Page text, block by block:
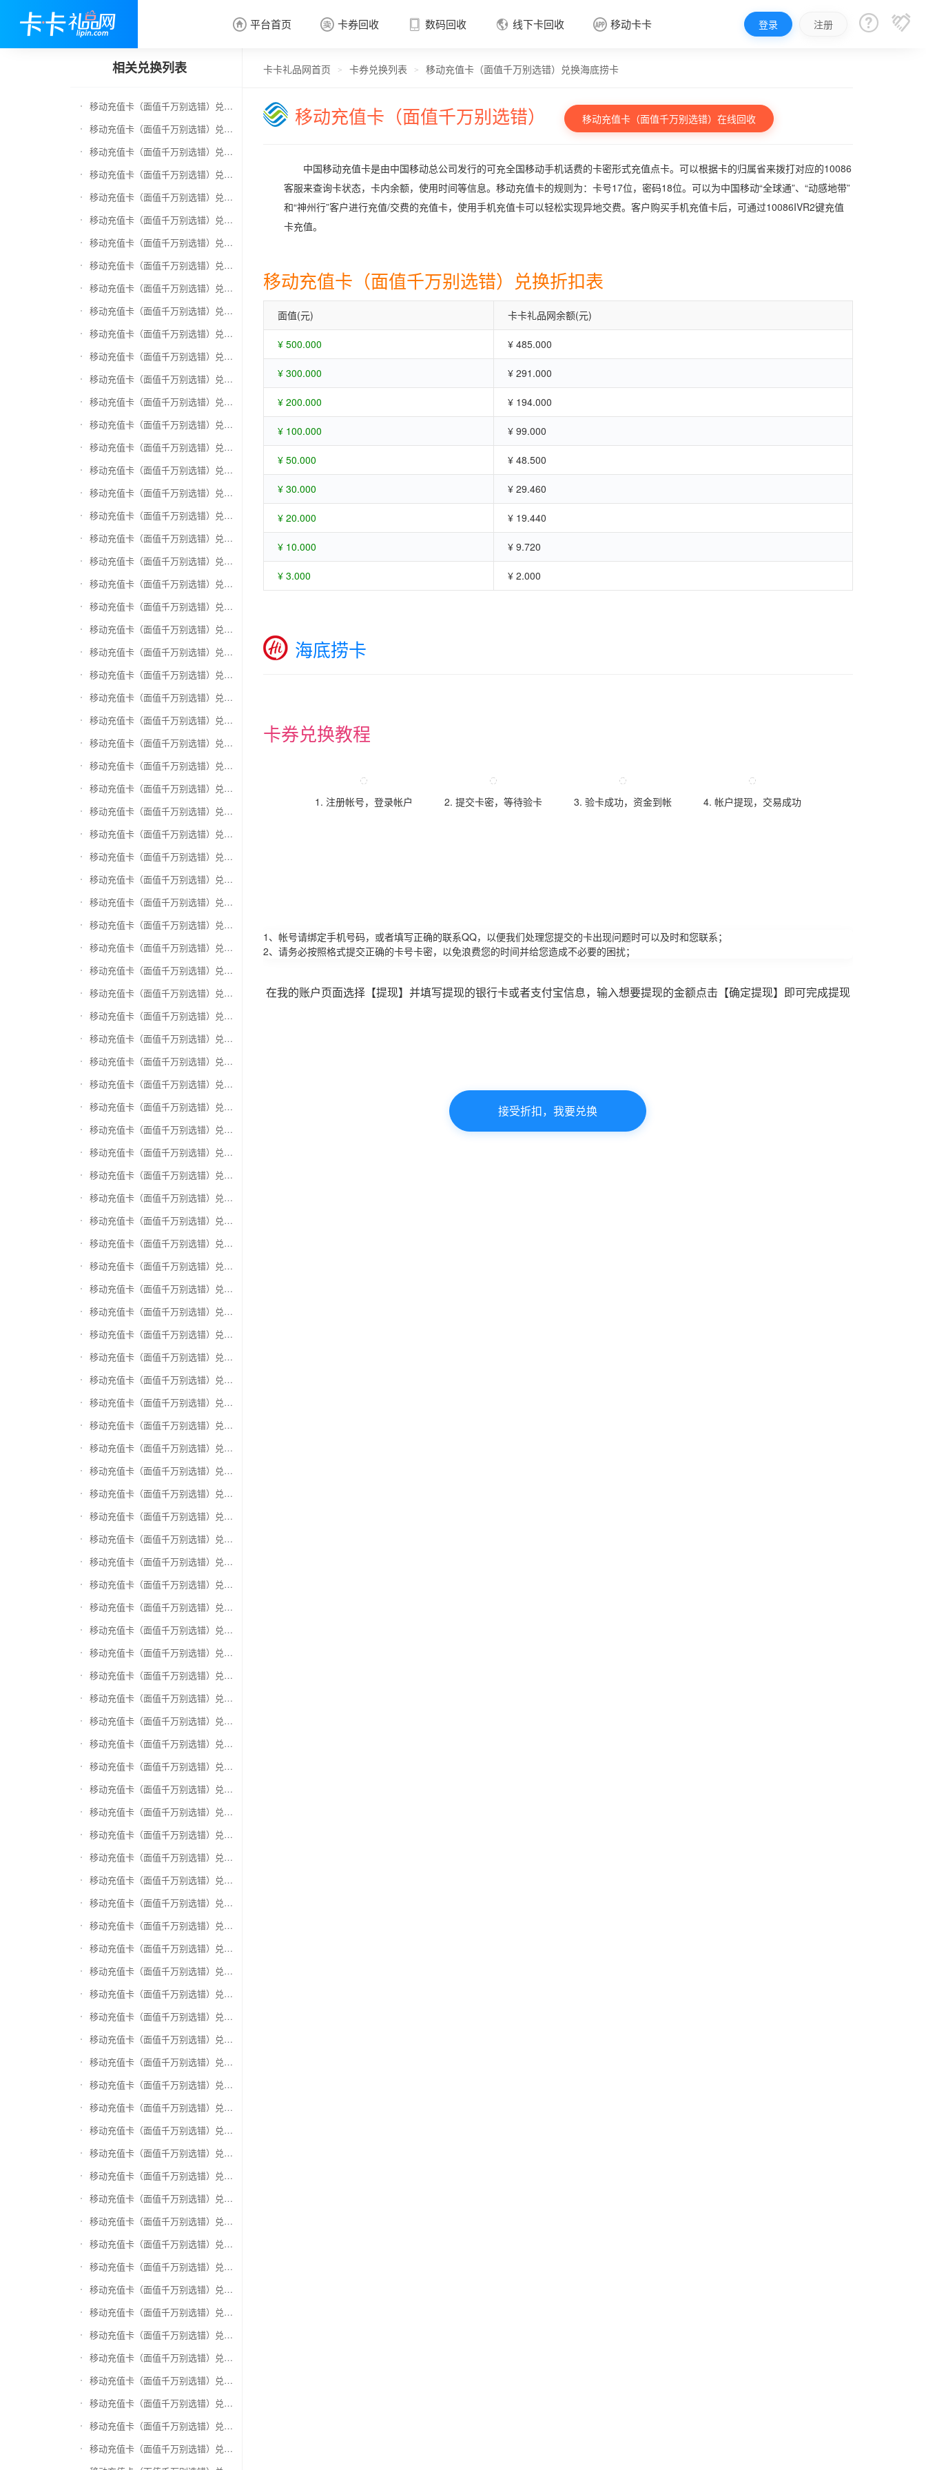
 平台首页  卡券回收
 卡券回收
 数码回收  线下卡回收  移动卡卡 登录 注册  
相关兑换列表
移动充值卡（面值千万别选错）兑换京东E卡
移动充值卡（面值千万别选错）兑换中石化加油卡
移动充值卡（面值千万别选错）兑换联通充值卡（面值千万别选错）
移动充值卡（面值千万别选错）兑换电信充值卡（面值千万别选错）
移动充值卡（面值千万别选错）兑换京东钢镚
移动充值卡（面值千万别选错）兑换中石化加油卡无卡号（面值千万别选错）
移动充值卡（面值千万别选错）兑换中石油全国充值卡
移动充值卡（面值千万别选错）兑换京东领货码
移动充值卡（面值千万别选错）兑换京东超市卡
移动充值卡（面值千万别选错）兑换苏宁易购礼品卡
移动充值卡（面值千万别选错）兑换骏网一卡通
移动充值卡（面值千万别选错）兑换骏网乐充
移动充值卡（面值千万别选错）兑换汇元智付卡
移动充值卡（面值千万别选错）兑换携程任我行
移动充值卡（面值千万别选错）兑换中欣卡(中欣通卡)
移动充值卡（面值千万别选错）兑换盛大一卡通
移动充值卡（面值千万别选错）兑换网易一卡通
移动充值卡（面值千万别选错）兑换天宏一卡通（易冲天宏卡）
移动充值卡（面值千万别选错）兑换巨人一卡通(征途卡)
移动充值卡（面值千万别选错）兑换美团礼品卡
移动充值卡（面值千万别选错）兑换(百联卡)联华ok卡
移动充值卡（面值千万别选错）兑换资和信
移动充值卡（面值千万别选错）兑换沃尔玛购物卡
移动充值卡（面值千万别选错）兑换和信通
移动充值卡（面值千万别选错）兑换拉卡拉沃尔玛
移动充值卡（面值千万别选错）兑换携程任我游
移动充值卡（面值千万别选错）兑换中银通支付(银联购物卡)
移动充值卡（面值千万别选错）兑换瑞祥商联卡
移动充值卡（面值千万别选错）兑换家乐福超市卡
移动充值卡（面值千万别选错）兑换Q币卡
移动充值卡（面值千万别选错）兑换联通积分Q币
移动充值卡（面值千万别选错）兑换完美一卡通
移动充值卡（面值千万别选错）兑换久游一卡通
移动充值卡（面值千万别选错）兑换搜狐一卡通
移动充值卡（面值千万别选错）兑换中国区苹果充值卡
移动充值卡（面值千万别选错）兑换账号内Q币寄售（维护中）
移动充值卡（面值千万别选错）兑换唯品会礼品卡(唯品卡)
移动充值卡（面值千万别选错）兑换万商卡
移动充值卡（面值千万别选错）兑换飞银彩虹卡
移动充值卡（面值千万别选错）兑换天猫超市卡/享淘卡
移动充值卡（面值千万别选错）兑换万里通积分卡
移动充值卡（面值千万别选错）兑换壹钱包(壹卡会)
移动充值卡（面值千万别选错）兑换去哪儿礼品卡
移动充值卡（面值千万别选错）兑换阳光卡(阳光爱车)
移动充值卡（面值千万别选错）兑换华润万家购物卡
移动充值卡（面值千万别选错）兑换华润苏果卡(苏果超市卡)（维护 请暂停提交）
移动充值卡（面值千万别选错）兑换天虹购物卡
移动充值卡（面值千万别选错）兑换盒马生鲜礼品卡
移动充值卡（面值千万别选错）兑换屈臣氏
移动充值卡（面值千万别选错）兑换大润发购物卡
移动充值卡（面值千万别选错）兑换银泰百货银泰卡
移动充值卡（面值千万别选错）兑换物美/美通卡
移动充值卡（面值千万别选错）兑换世纪联华充值卡(杭州联华)
移动充值卡（面值千万别选错）兑换重百世纪卡(重庆百货)
移动充值卡（面值千万别选错）兑换南京中央商场购物卡
移动充值卡（面值千万别选错）兑换银座购物卡（黑卡）
移动充值卡（面值千万别选错）兑换叮咚买菜（限通用礼品卡）
移动充值卡（面值千万别选错）兑换上海家化卡
移动充值卡（面值千万别选错）兑换山东一卡通
移动充值卡（面值千万别选错）兑换大众E卡通
移动充值卡（面值千万别选错）兑换杭州市民卡
移动充值卡（面值千万别选错）兑换驴妈妈礼品卡
移动充值卡（面值千万别选错）兑换永辉超市卡（限实体卡）
移动充值卡（面值千万别选错）兑换中百超市购物卡
移动充值卡（面值千万别选错）兑换爱奇艺会员激活码
移动充值卡（面值千万别选错）兑换腾讯视频会员激活码
移动充值卡（面值千万别选错）兑换优酷会员激活码
移动充值卡（面值千万别选错）兑换搜狐视频
移动充值卡（面值千万别选错）兑换芒果TV
移动充值卡（面值千万别选错）兑换QQ音乐
移动充值卡（面值千万别选错）兑换酷狗音乐
移动充值卡（面值千万别选错）兑换周黑鸭
移动充值卡（面值千万别选错）兑换一号店礼品卡
移动充值卡（面值千万别选错）兑换亚马逊（只要实体卡）
移动充值卡（面值千万别选错）兑换中粮我买网礼品卡
移动充值卡（面值千万别选错）兑换当当礼品卡
移动充值卡（面值千万别选错）兑换国美红券
移动充值卡（面值千万别选错）兑换盛付通卡
移动充值卡（面值千万别选错）兑换付费通
移动充值卡（面值千万别选错）兑换得仕通卡
移动充值卡（面值千万别选错）兑换便利通卡
移动充值卡（面值千万别选错）兑换同程旅游卡
移动充值卡（面值千万别选错）兑换万能消费卡
移动充值卡（面值千万别选错）兑换生活杉德卡
移动充值卡（面值千万别选错）兑换世通卡
移动充值卡（面值千万别选错）兑换商盟卡
移动充值卡（面值千万别选错）兑换赢点生活卡
移动充值卡（面值千万别选错）兑换智惠卡
移动充值卡（面值千万别选错）兑换途牛商旅卡
移动充值卡（面值千万别选错）兑换天天一卡通
移动充值卡（面值千万别选错）兑换(易初)卜蜂莲花礼品卡
移动充值卡（面值千万别选错）兑换神州运通超级卡(运通网购卡)
移动充值卡（面值千万别选错）兑换中石油省卡
移动充值卡（面值千万别选错）兑换必胜客
移动充值卡（面值千万别选错）兑换星巴克
移动充值卡（面值千万别选错）兑换哈根达斯电子券
移动充值卡（面值千万别选错）兑换平安1768欢乐豆
移动充值卡（面值千万别选错）兑换金山一卡通
移动充值卡（面值千万别选错）兑换汉购通
移动充值卡（面值千万别选错）兑换肯德基
移动充值卡（面值千万别选错）兑换CoCo
移动充值卡（面值千万别选错）兑换COSTA
移动充值卡（面值千万别选错）兑换滴滴打车
移动充值卡（面值千万别选错）兑换锦江e卡通(锦江一卡通)
卡卡礼品网首页 > 卡券兑换列表 > 移动充值卡（面值千万别选错）兑换海底捞卡
移动充值卡（面值千万别选错） 移动充值卡（面值千万别选错）在线回收
中国移动充值卡是由中国移动总公司发行的可充全国移动手机话费的卡密形式充值点卡。可以根据卡的归属省来拨打对应的10086
客服来查询卡状态，卡内余额，使用时间等信息。移动充值卡的规则为：卡号17位，密码18位。可以为中国移动“全球通”、“动感地带”
和“神州行”客户进行充值/交费的充值卡，使用手机充值卡可以轻松实现异地交费。客户购买手机充值卡后，可通过10086IVR2键充值
卡充值。
移动充值卡（面值千万别选错）兑换折扣表
面值(元) 卡卡礼品网余额(元)
¥ 500.000 ¥ 485.000
¥ 300.000 ¥ 291.000
¥ 200.000 ¥ 194.000
¥ 100.000 ¥ 99.000
¥ 50.000 ¥ 48.500
¥ 30.000 ¥ 29.460
¥ 20.000 ¥ 19.440
¥ 10.000 ¥ 9.720
¥ 3.000 ¥ 2.000
海底捞卡
卡券兑换教程
1. 注册帐号，登录帐户 2. 提交卡密，等待验卡 3. 验卡成功，资金到帐 4. 帐户提现，交易成功
1、帐号请绑定手机号码，或者填写正确的联系QQ，以便我们处理您提交的卡出现问题时可以及时和您联系；
2、请务必按照格式提交正确的卡号卡密，以免浪费您的时间并给您造成不必要的困扰；
在我的账户页面选择【提现】并填写提现的银行卡或者支付宝信息，输入想要提现的金额点击【确定提现】即可完成提现
接受折扣，我要兑换